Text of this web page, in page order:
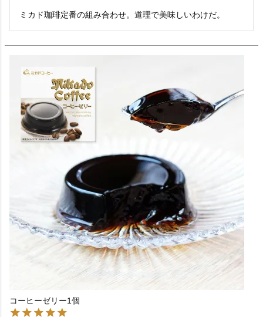
ミカド珈琲定番の組み合わせ。道理で美味しいわけだ。
コーヒーゼリー1個